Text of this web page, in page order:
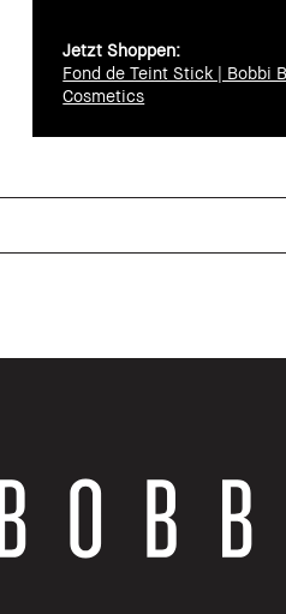
Jetzt Shoppen:
Fond de Teint Stick | Bobbi
Cosmetics